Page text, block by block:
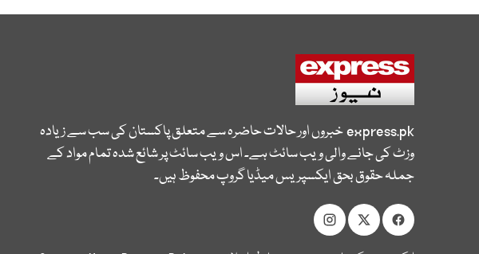
express.pkخبروں اور حالات حاضرہ سے متعلق پاکستان کی سب سے زیادہ
وزٹ کی جانے والی ویب سائٹ ہے۔ اس ویب سائٹ پر شائع شدہ تمام مواد کے
جملہ حقوق بحق ایکسپریس میڈیا گروپ محفوظ ہیں۔